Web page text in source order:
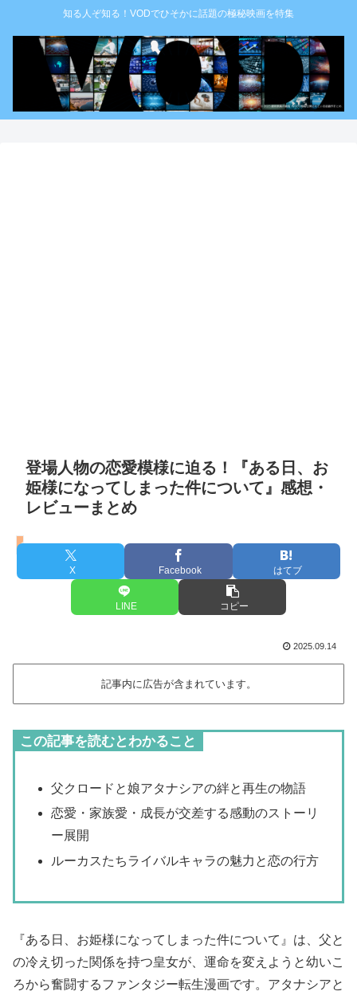
知る人ぞ知る！VODでひそかに話題の極秘映画を特集
登場人物の恋愛模様に迫る！『ある日、お
姫様になってしまった件について』感想・
レビューまとめ
ある日、お姫様になってしまった件について
X Facebook はてブ
LINE コピー
2025.09.14
記事内に広告が含まれています。
この記事を読むとわかること
父クロードと娘アタナシアの絆と再生の物語
恋愛・家族愛・成長が交差する感動のストーリ
ー展開
ルーカスたちライバルキャラの魅力と恋の行方
『ある日、お姫様になってしまった件について』は、父と
の冷え切った関係を持つ皇女が、運命を変えようと幼いこ
ろから奮闘するファンタジー転生漫画です。アタナシアと